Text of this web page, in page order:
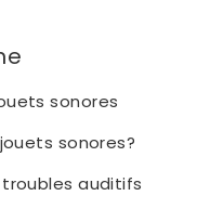
sonores
sonores?
troubles auditifs